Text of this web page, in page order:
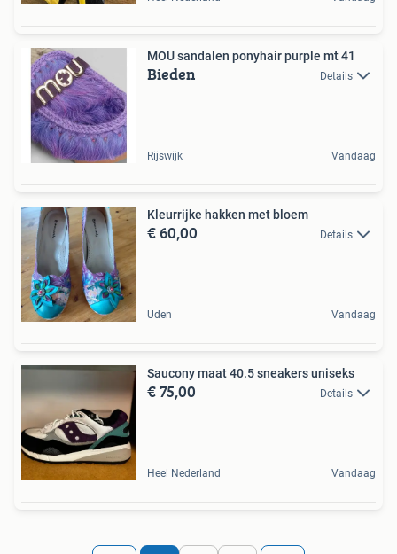
MOU sandalen ponyhair purple mt 41
Bieden Details
Rijswijk Vandaag
Kleurrijke hakken met bloem
€ 60,00 Details
Uden Vandaag
Saucony maat 40.5 sneakers uniseks
€ 75,00 Details
Heel Nederland Vandaag